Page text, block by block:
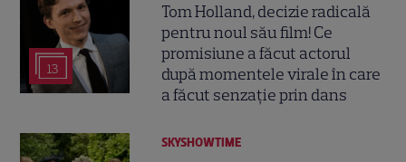
13
Tom Holland, decizie radicală
pentru noul său film! Ce
promisiune a făcut actorul
după momentele virale în care
a făcut senzație prin dans
SKYSHOWTIME